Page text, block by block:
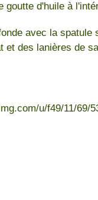
goutte d'huile à
avec la spatule
et des lanières de